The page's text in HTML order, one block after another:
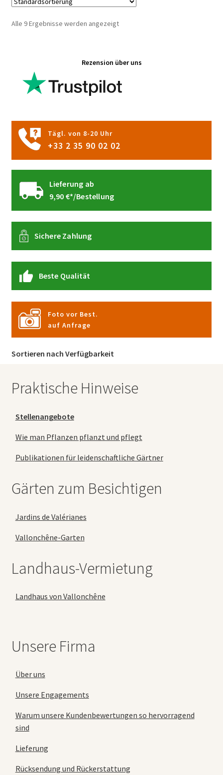
Alle 9 Ergebnisse werden angezeigt
Rezension über uns
Tägl. von 8-20 Uhr
+33 2 35 90 02 02
Lieferung ab
9,90 €*/Bestellung
Sichere Zahlung
Beste Qualität
Foto vor Best.
auf Anfrage
Sortieren nach Verfügbarkeit
Praktische Hinweise
Stellenangebote
Wie man Pflanzen pflanzt und pflegt
Publikationen für leidenschaftliche Gärtner
Gärten zum Besichtigen
Jardins de Valérianes
Vallonchêne-Garten
Landhaus-Vermietung
Landhaus von Vallonchêne
Unsere Firma
Über uns
Unsere Engagements
Warum unsere Kundenbewertungen so hervorragend
sind
Lieferung
Rücksendung und Rückerstattung